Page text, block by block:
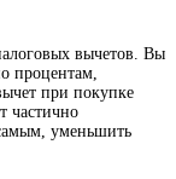
вычетов. Вы
процентам,
при покупке
частично
уменьшить